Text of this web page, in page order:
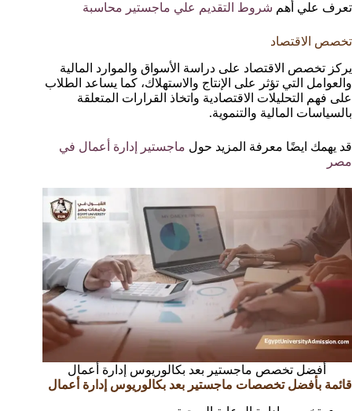
تعرف علي أهم شروط التقديم علي ماجستير محاسبة
تخصص الاقتصاد
يركز تخصص الاقتصاد على دراسة الأسواق والموارد المالية
والعوامل التي تؤثر على الإنتاج والاستهلاك، كما يساعد الطلاب
على فهم التحليلات الاقتصادية واتخاذ القرارات المتعلقة
بالسياسات المالية والتنموية.
قد يهمك ايضًا معرفة المزيد حول ماجستير إدارة أعمال في
مصر
أفضل تخصص ماجستير بعد بكالوريوس إدارة أعمال
قائمة بأفضل تخصصات ماجستير بعد بكالوريوس إدارة أعمال